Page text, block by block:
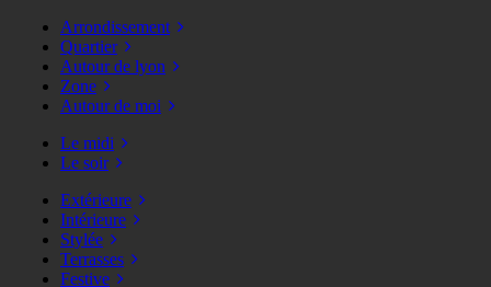
Arrondissement
Quartier
Autour de lyon
Zone
Autour de moi
Le midi
Le soir
Extérieure
Intérieure
Stylée
Terrasses
Festive